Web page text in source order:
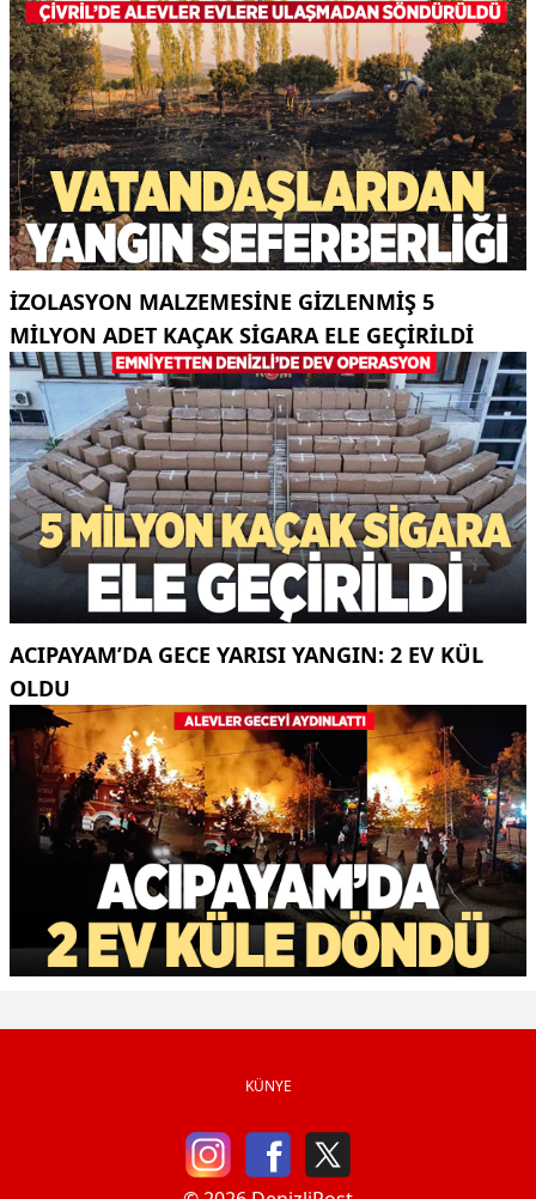
İZOLASYON MALZEMESINE GIZLENMIŞ 5
MILYON ADET KAÇAK SIGARA ELE GEÇIRILDI
ACIPAYAM’DA GECE YARISI YANGIN: 2 EV KÜL
OLDU
KÜNYE